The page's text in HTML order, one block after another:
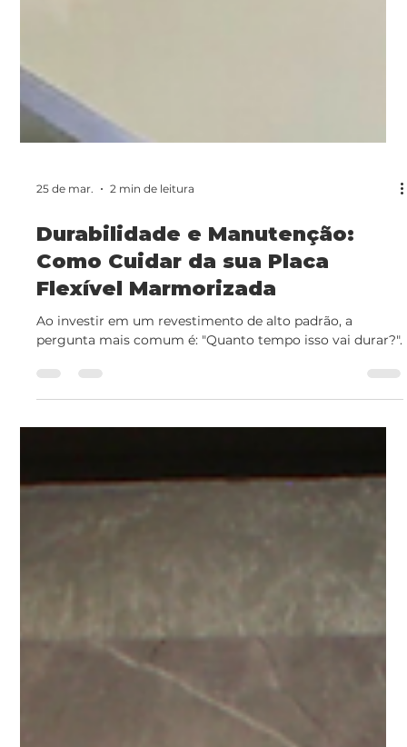
Durabilidade e Manutenção:
Como Cuidar da sua Placa
Flexível Marmorizada